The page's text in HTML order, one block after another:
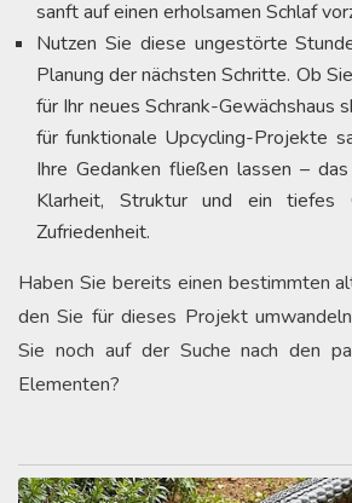
sanft auf einen erholsamen Schlaf
Nutzen Sie diese ungestörte
Planung der nächsten Schritte. Ob
für Ihr neues Schrank-Gewächshaus
für funktionale Upcycling-Projekte
Ihre Gedanken fließen lassen –
Klarheit, Struktur und ein tiefes
Zufriedenheit.
Haben Sie bereits einen bestimmten
den Sie für dieses Projekt
Sie noch auf der Suche nach den
Elementen?